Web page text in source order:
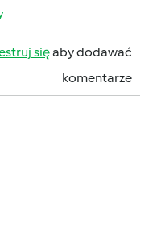
sięaby dodawać
komentarze